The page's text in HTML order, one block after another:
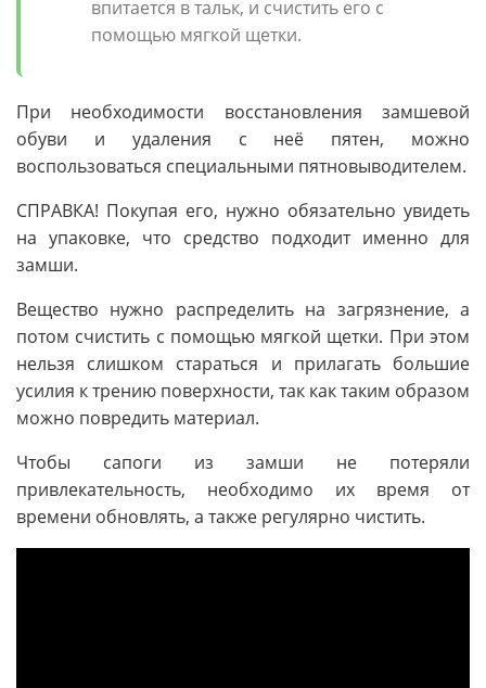
впитается в тальк, и счистить его с
помощью мягкой щетки.
При необходимости восстановления замшевой
обуви и удаления с неё пятен, можно
воспользоваться специальными пятновыводителем.
СПРАВКА! Покупая его, нужно обязательно увидеть
на упаковке, что средство подходит именно для
замши.
Вещество нужно распределить на загрязнение, а
потом счистить с помощью мягкой щетки. При этом
нельзя слишком стараться и прилагать большие
усилия к трению поверхности, так как таким образом
можно повредить материал.
Чтобы сапоги из замши не потеряли
привлекательность, необходимо их время от
времени обновлять, а также регулярно чистить.